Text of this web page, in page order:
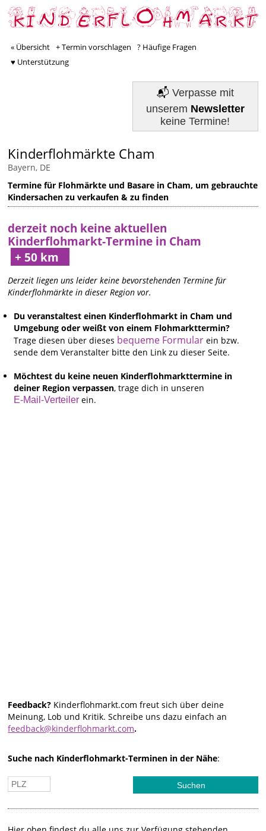
« Übersicht + Termin vorschlagen
? Häufige Fragen
♥ Unterstützung
📬 Verpasse mit
unserem Newsletter
keine Termine!
Kinderflohmärkte Cham
Bayern, DE
Termine für Flohmärkte und Basare in Cham, um gebrauchte
Kindersachen zu verkaufen & zu finden
derzeit noch keine aktuellen
Kinderflohmarkt-Termine in Cham
Derzeit liegen uns leider keine bevorstehenden Termine für
Kinderflohmärkte in dieser Region vor.
Du veranstaltest einen Kinderflohmarkt in Cham und
Umgebung oder weißt von einem Flohmarkttermin?
Trage diesen über dieses bequeme Formular ein bzw.
sende dem Veranstalter bitte den Link zu dieser Seite.
Möchtest du keine neuen Kinderflohmarkttermine in
deiner Region verpassen, trage dich in unseren
E-Mail-Verteiler ein.
Feedback? Kinderflohmarkt.com freut sich über deine
Meinung, Lob und Kritik. Schreibe uns dazu einfach an
feedback@kinderflohmarkt.com.
Suche nach Kinderflohmarkt-Terminen in der Nähe: